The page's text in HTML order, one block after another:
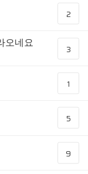
2
오네요 3
1
5
9